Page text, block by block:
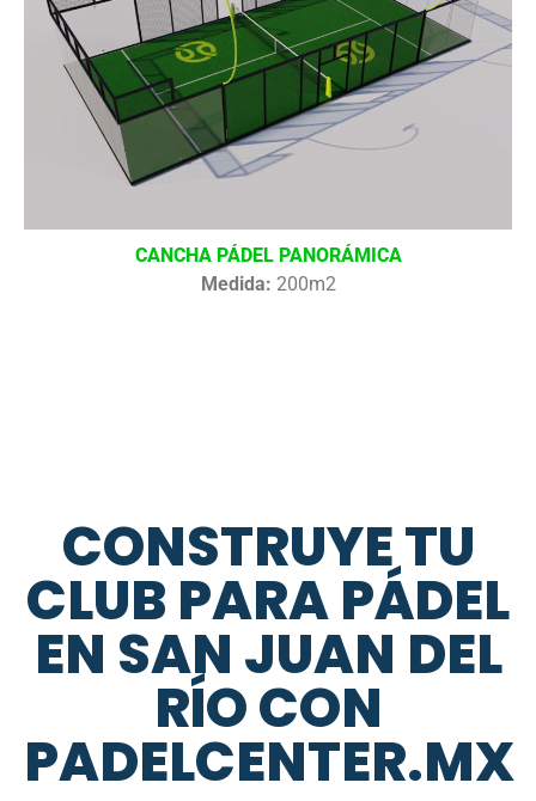
CANCHA PÁDEL PANORÁMICA
Medida: 200m2
CONSTRUYE TU
CLUB PARA PÁDEL
EN SAN JUAN DEL
RÍO CON
PADELCENTER.MX